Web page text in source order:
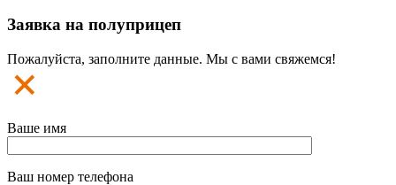
Заявка на полуприцеп
Пожалуйста, заполните данные. Мы с вами свяжемся!
Ваше имя
Ваш номер телефона